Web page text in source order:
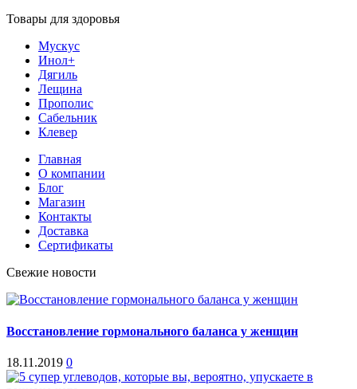
Товары для здоровья
Мускус
Инол+
Дягиль
Лещина
Прополис
Сабельник
Клевер
Главная
О компании
Блог
Магазин
Контакты
Доставка
Сертификаты
Свежие новости
Восстановление гормонального баланса у женщин
18.11.2019 0